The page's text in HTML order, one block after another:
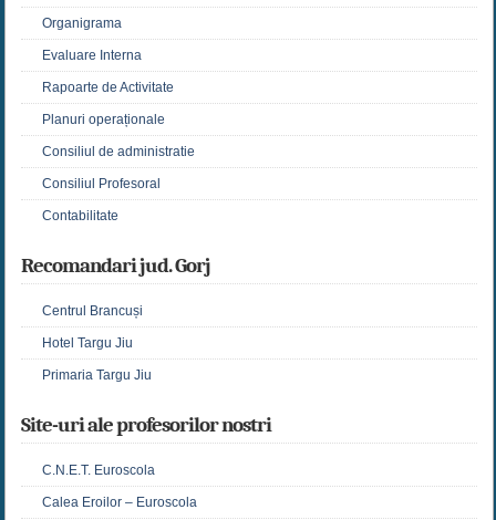
Organigrama
Evaluare Interna
Rapoarte de Activitate
Planuri operaționale
Consiliul de administratie
Consiliul Profesoral
Contabilitate
Recomandari jud. Gorj
Centrul Brancuși
Hotel Targu Jiu
Primaria Targu Jiu
Site-uri ale profesorilor nostri
C.N.E.T. Euroscola
Calea Eroilor – Euroscola